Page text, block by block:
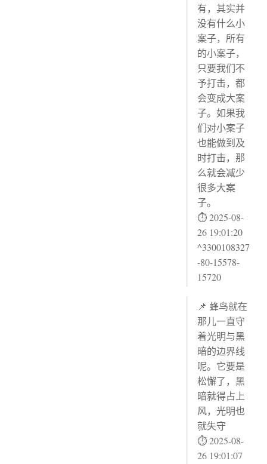
有，其实并
没有什么小
案子，所有
的小案子，
只要我们不
予打击，都
会变成大案
子。如果我
们对小案子
也能做到及
时打击，那
么就会减少
很多大案
子。
⏱ 2025-08-
26 19:01:20
^3300108327
-80-15578-
15720
📌 蜂鸟就在
那儿一直守
着光明与黑
暗的边界线
呢。它要是
松懈了，黑
暗就得占上
风，光明也
就失守
⏱ 2025-08-
26 19:01:07